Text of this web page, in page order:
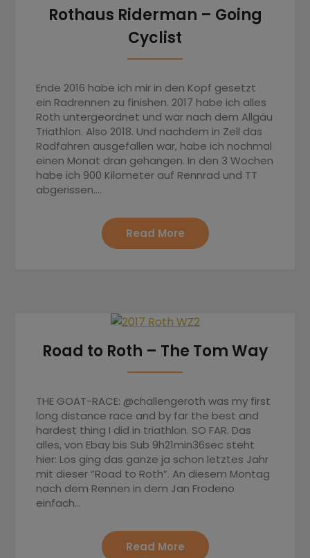
Rothaus Riderman – Going
Cyclist
Ende 2016 habe ich mir in den Kopf gesetzt
ein Radrennen zu finishen. 2017 habe ich alles
Roth untergeordnet und war nach dem Allgäu
Triathlon. Also 2018. Und nachdem in Zell das
Radfahren ausgefallen war, habe ich nochmal
einen Monat dran gehangen. In den 3 Wochen
habe ich 900 Kilometer auf Rennrad und TT
abgerissen….
Read More
Road to Roth – The Tom Way
THE GOAT-RACE: @challengeroth was my first
long distance race and by far the best and
hardest thing I did in triathlon. SO FAR. Das
alles, von Ebay bis Sub 9h21min36sec steht
hier: Los ging das ganze ja schon letztes Jahr
mit dieser “Road to Roth”. An diesem Montag
nach dem Rennen in dem Jan Frodeno
einfach…
Read More